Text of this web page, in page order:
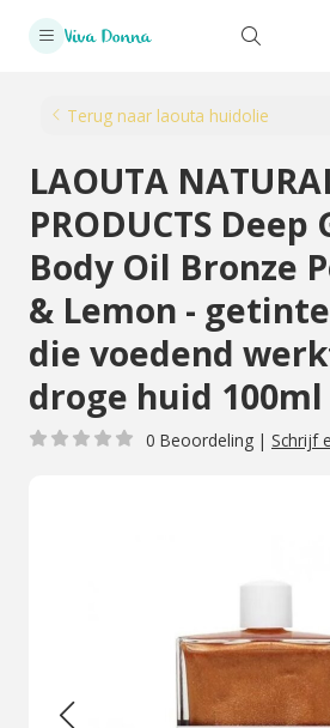
Terug naar laouta huidolie
LAOUTA
PRODUCTS
Body Oil Bronze
& Lemon -
die voedend
droge huid 100ml
0 Beoordeling | Schrijf